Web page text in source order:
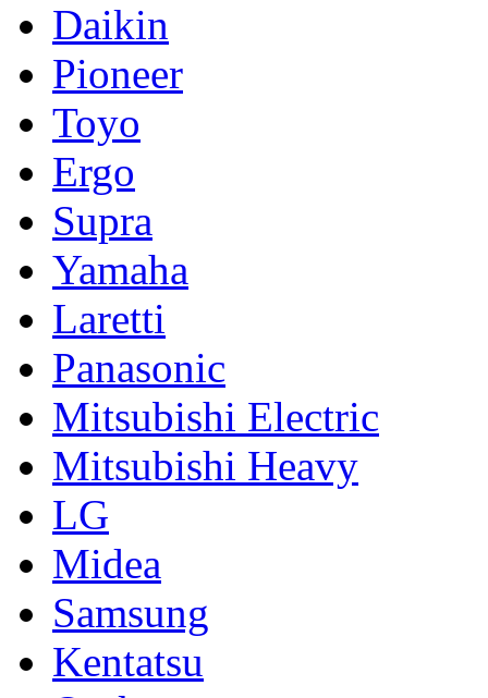
Daikin
Pioneer
Toyo
Ergo
Supra
Yamaha
Laretti
Panasonic
Mitsubishi Electric
Mitsubishi Heavy
LG
Midea
Samsung
Kentatsu